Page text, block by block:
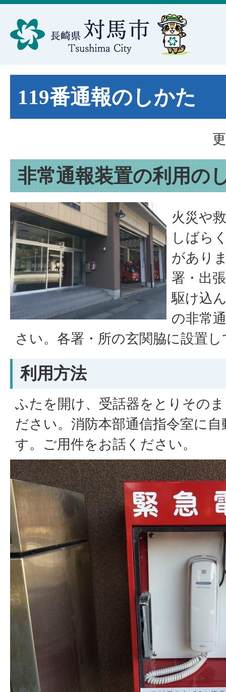
119番通報のしかた
非常通報装置の利用の
火災や
しばら
があり
署・出
駆け込
の非常
さい。各署・所の玄関脇に設置
利用方法
ふたを開け、受話器をとりその
ださい。消防本部通信指令室に
す。ご用件をお話ください。